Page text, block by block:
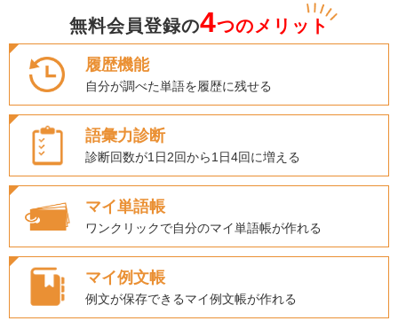
無料会員登録の4つのメリット
履歴機能
自分が調べた単語を履歴に残せる
語彙力診断
診断回数が1日2回から1日4回に増える
マイ単語帳
ワンクリックで自分のマイ単語帳が作れる
マイ例文帳
例文が保存できるマイ例文帳が作れる